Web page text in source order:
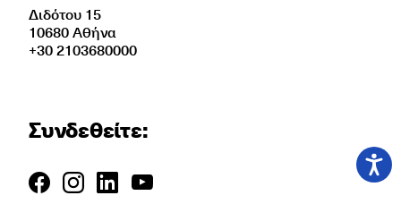
Διδότου 15
10680 Αθήνα
+30 2103680000
Συνδεθείτε: